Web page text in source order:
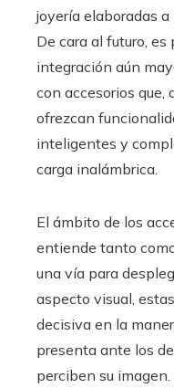
joyería elaboradas
De cara al futuro,
integración aún
con accesorios que,
ofrezcan
inteligentes y
carga inalámbrica.
El ámbito de los
entiende tanto
una vía para
aspecto visual,
decisiva en la
presenta ante los
perciben su